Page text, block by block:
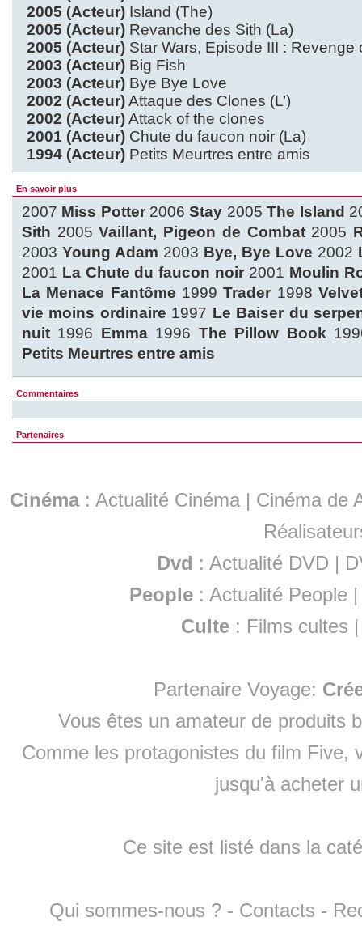
2005 (Acteur) Island (The)
2005 (Acteur) Revanche des Sith (La)
2005 (Acteur) Star Wars, Episode III : Revenge
2003 (Acteur) Big Fish
2003 (Acteur) Bye Bye Love
2002 (Acteur)Attaque des Clones (L’)
2002 (Acteur)Attack of the clones
2001 (Acteur) Chute du faucon noir (La)
1994 (Acteur) Petits Meurtres entre amis
En savoir plus
2007 Miss Potter2006Stay 2005The Island
Sith 2005Vaillant, Pigeon de Combat2005
2003 Young Adam 2003 Bye, Bye Love 2002
2001 La Chute du faucon noir 2001 Moulin
La Menace Fantôme 1999Trader 1998
vie moins ordinaire 1997 Le Baiser du
nuit 1996 Emma1996 The Pillow Book
Petits Meurtres entre amis
Commentaires
Partenaires
Cinéma: Actualité Cinéma | Cinéma de
Dvd : Actualité DVD |
People :Actualité People
Culte : Films cultes
Partenaire Voyage:
Vous êtes un amateur de produits
Comme les protagonistes du film Five,
jusqu'à acheter
Ce site est listé dans la
Qui sommes-nous ? - Contacts -